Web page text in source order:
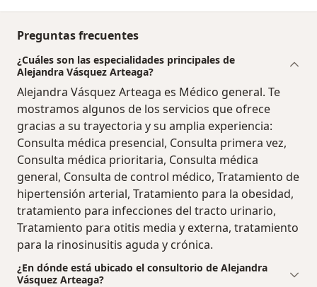
Preguntas frecuentes
¿Cuáles son las especialidades principales de
Alejandra Vásquez Arteaga?
Alejandra Vásquez Arteaga es Médico general. Te
mostramos algunos de los servicios que ofrece
gracias a su trayectoria y su amplia experiencia:
Consulta médica presencial, Consulta primera vez,
Consulta médica prioritaria, Consulta médica
general, Consulta de control médico, Tratamiento de
hipertensión arterial, Tratamiento para la obesidad,
tratamiento para infecciones del tracto urinario,
Tratamiento para otitis media y externa, tratamiento
para la rinosinusitis aguda y crónica.
¿En dónde está ubicado el consultorio de Alejandra
Vásquez Arteaga?